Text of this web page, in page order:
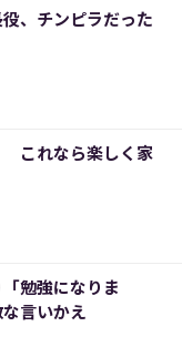
役、チンピラだった
これなら楽しく家
勉強になりま
言いかえ